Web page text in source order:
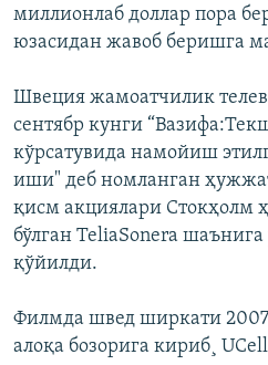
миллионлаб доллар пора
юзасидан жавоб беришга
Швеция жамоатчилик
сентябр кунги
кўрсатувида намойиш
иши" деб номланган
қисм акциялари Стокҳолм
бўлган TeliaSonera
қўйилди.
Филмда швед ширкати
алоқа бозорига кириб¸